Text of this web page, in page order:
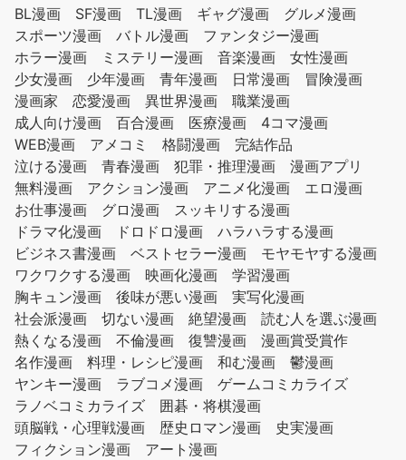
BL漫画
SF漫画 TL漫画 ギャグ漫画
グルメ漫画
スポーツ漫画
バトル漫画
ファンタジー漫画
ホラー漫画
ミステリー漫画 音楽漫画
女性漫画
少女漫画
少年漫画 青年漫画 日常漫画
冒険漫画
漫画家
恋愛漫画 異世界漫画
職業漫画
成人向け漫画
百合漫画 医療漫画
4コマ漫画
WEB漫画
アメコミ 格闘漫画
完結作品
泣ける漫画
青春漫画 犯罪・推理漫画
漫画アプリ
無料漫画
アクション漫画 アニメ化漫画
エロ漫画
お仕事漫画
グロ漫画
スッキリする漫画
ドラマ化漫画
ドロドロ漫画
ハラハラする漫画
ビジネス書漫画
ベストセラー漫画
モヤモヤする漫画
ワクワクする漫画
映画化漫画
学習漫画
胸キュン漫画
後味が悪い漫画
実写化漫画
社会派漫画
切ない漫画 絶望漫画
読む人を選ぶ漫画
熱くなる漫画
不倫漫画 復讐漫画
漫画賞受賞作
名作漫画
料理・レシピ漫画 和む漫画
鬱漫画
ヤンキー漫画
ラブコメ漫画
ゲームコミカライズ
ラノベコミカライズ
囲碁・将棋漫画
頭脳戦・心理戦漫画
歴史ロマン漫画
史実漫画
フィクション漫画
アート漫画